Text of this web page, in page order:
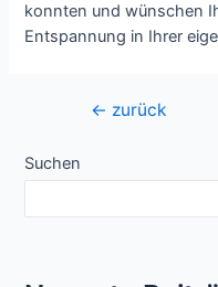
konnten und wünschen
Entspannung in Ihrer
Beitragsnavigation
← zurück
Suchen